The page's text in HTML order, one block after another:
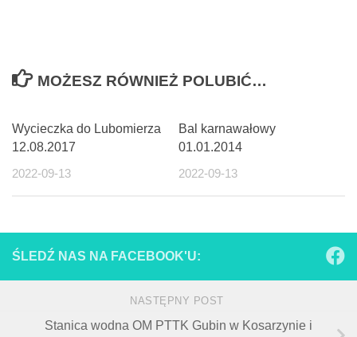
MOŻESZ RÓWNIEŻ POLUBIĆ…
Wycieczka do Lubomierza
12.08.2017
2022-09-13
Bal karnawałowy
01.01.2014
2022-09-13
ŚLEDŹ NAS NA FACEBOOK'U:
NASTĘPNY POST
Stanica wodna OM PTTK Gubin w Kosarzynie i